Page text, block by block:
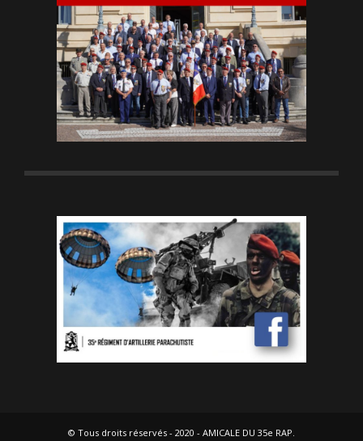
© Tous droits réservés - 2020 - AMICALE DU 35e RAP.